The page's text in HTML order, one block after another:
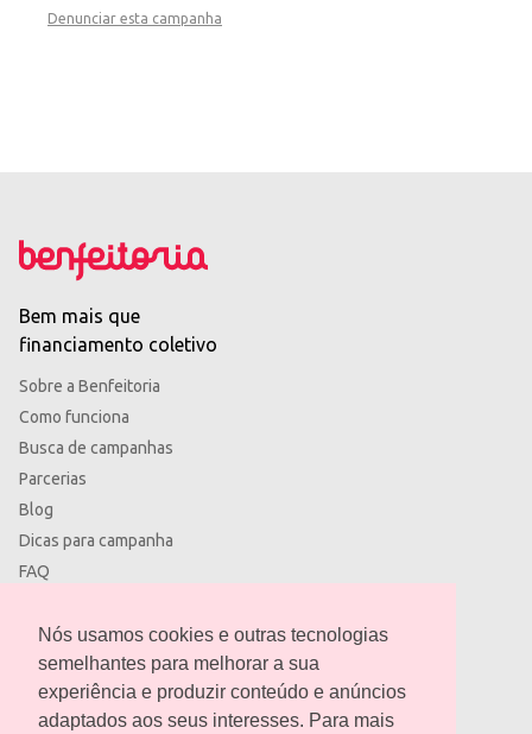
Nós usamos cookies e outras tecnologias
semelhantes para melhorar a sua
experiência e produzir conteúdo e anúncios
adaptados aos seus interesses. Para mais
Denunciar esta campanha
Bem mais que
financiamento coletivo
Sobre a Benfeitoria
Como funciona
Busca de campanhas
Parcerias
Blog
Dicas para campanha
FAQ
Política de privacidade